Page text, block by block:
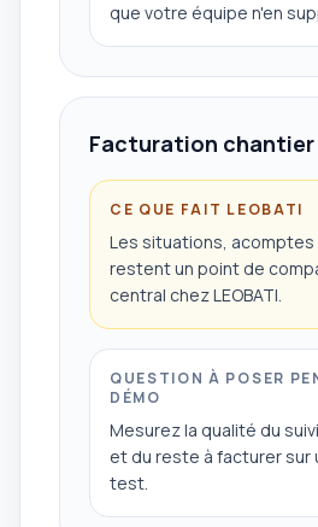
que votre équipe n'en
Facturation chantier
CE QUE FAIT LEOBATI
Les situations,
restent un point de
central chez LEOBATI.
QUESTION À POSER
DÉMO
Mesurez la qualité du
et du reste à facturer sur
test.